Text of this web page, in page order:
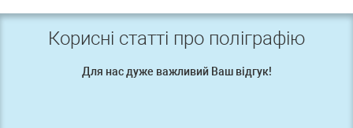
Корисні статті про поліграфію
Для нас дуже важливий Ваш відгук!